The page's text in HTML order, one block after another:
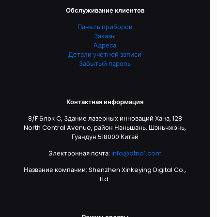
Обслуживание клиентов
Панель приборов
Заказы
Адреса
Детали учетной записи
Забытый пароль
Контактная информация
8/F Блок C, Здание лазерных инноваций Хана, 128
North Central Avenue, район Наньшань, Шэньчжэнь,
Гуандун 518000 Китай
Электронная почта: info@dtno1.com
Название компании: Shenzhen Xinkeying Digital Co.,
Ltd.